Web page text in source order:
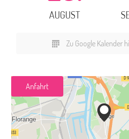
AUGUST
Zu Google Kalender
Anfahrt